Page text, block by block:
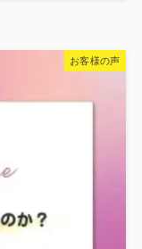
お客様の声